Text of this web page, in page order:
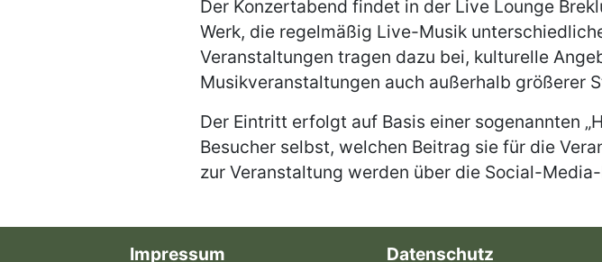
Der Konzertabend findet in der Live Lounge
Werk, die regelmäßig Live-Musik
Veranstaltungen tragen dazu bei, kulturelle
Musikveranstaltungen auch außerhalb größerer
Der Eintritt erfolgt auf Basis einer sogenannten
Besucher selbst, welchen Beitrag sie für die
zur Veranstaltung werden über die Social-
Impressum Datenschutz